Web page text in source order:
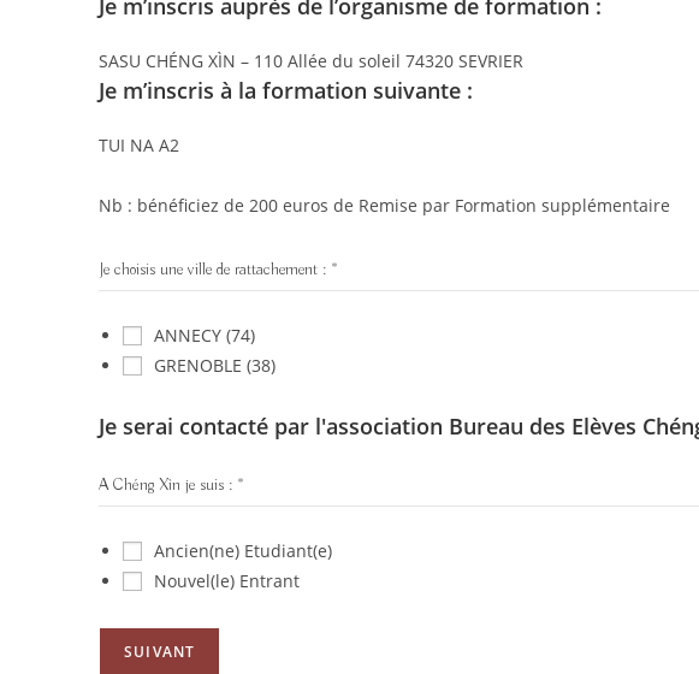
Je m’inscris auprès de l’organisme de formation :
SASU CHÉNG XÌN – 110 Allée du soleil 74320 SEVRIER
Je m’inscris à la formation suivante :
TUI NA A2
Nb : bénéficiez de 200 euros de Remise par Formation supplémentaire
Je choisis une ville de rattachement : *
ANNECY (74)
GRENOBLE (38)
Je serai contacté par l'association Bureau des Elèves
A Chéng Xìn je suis : *
Ancien(ne) Etudiant(e)
Nouvel(le) Entrant
SUIVANT